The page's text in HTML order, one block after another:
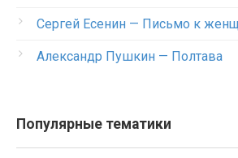
Сергей Есенин — Письмо к
Александр Пушкин — Полтава
Популярные тематики